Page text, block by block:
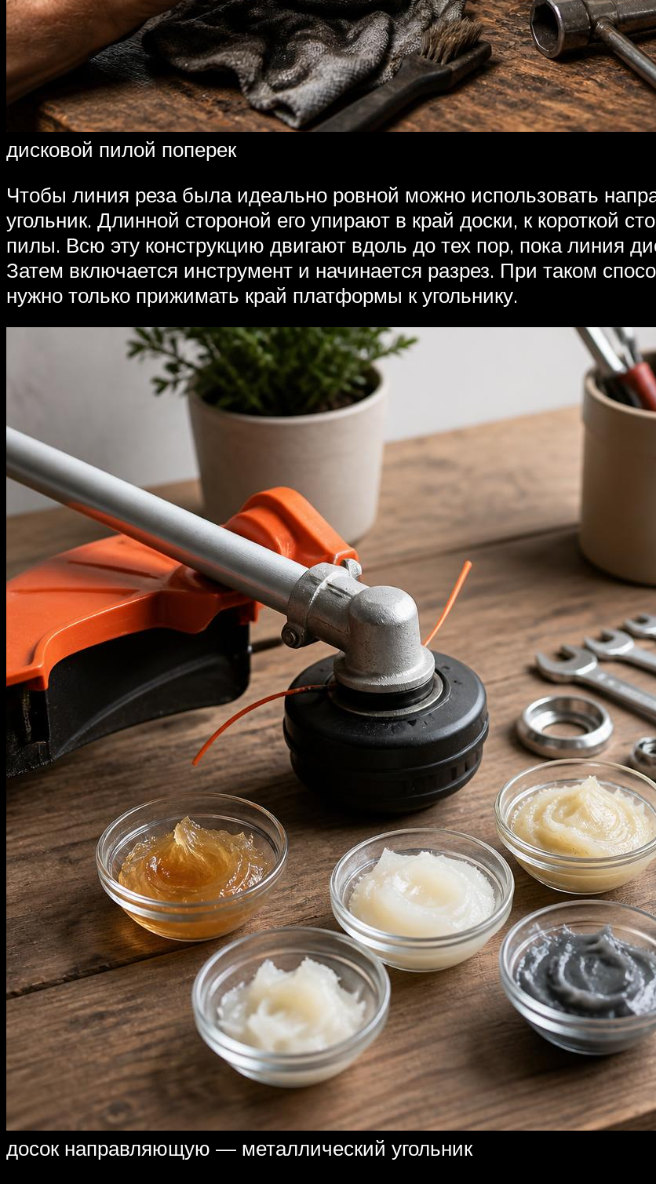
дисковой пилой поперек
Чтобы линия реза была идеально ровной можно использовать
угольник. Длинной стороной его упирают в край доски, к короткой
пилы. Всю эту конструкцию двигают вдоль до тех пор, пока линия
Затем включается инструмент и начинается разрез. При таком
нужно только прижимать край платформы к угольнику.
досок направляющую — металлический угольник